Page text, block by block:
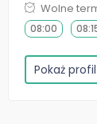
Wolne
08:00
Pokaż profil